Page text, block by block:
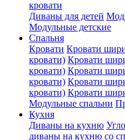
кровати
Диваны для детей
Модульные детские
Спальня
Кровати Кровати
кровати) Кровати
кровати) Кровати
кровати) Кровати
кровати) Кровати
Модульные спальни
Кухня
Диваны на кухню
диваны на кухню со